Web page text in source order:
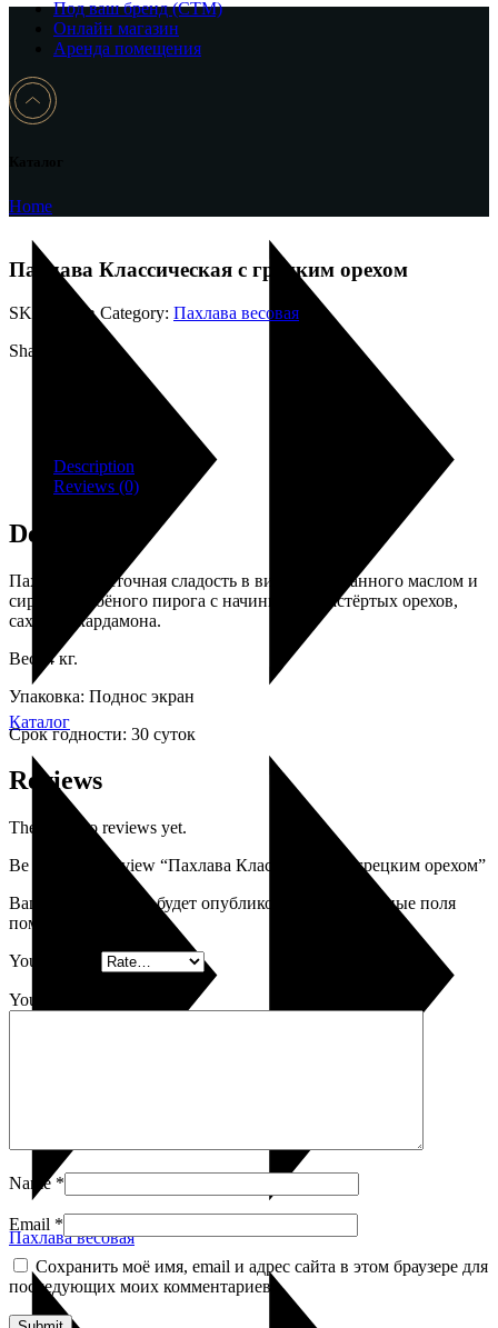
Под ваш бренд (CTM)
Онлайн магазин
Аренда помещения
Home
Каталог
Пахлава весовая
Пахлава Классическая с грецким орехом
SKU: 801-в Category: Пахлава весовая
Share:
Description
Reviews (0)
Description
Пахлава – восточная сладость в виде пропитанного маслом и
сиропом слоёного пирога с начинкой из растёртых орехов,
сахара и кардамона.
Вес: 4 кг.
Упаковка: Поднос экран
Срок годности: 30 суток
Reviews
There are no reviews yet.
Be the first to review “Пахлава Классическая с грецким орехом”
Ваш адрес email не будет опубликован.
Обязательные поля
помечены
Your rating
Your review
Name *
Email *
Сохранить моё имя, email и адрес сайта в этом браузере для
последующих моих комментариев.